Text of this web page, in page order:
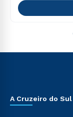
A Cruzeiro do Sul